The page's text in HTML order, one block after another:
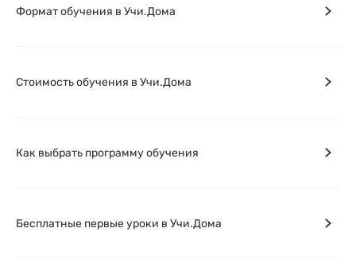
Формат обучения в Учи.Дома
Стоимость обучения в Учи.Дома
Как выбрать программу обучения
Бесплатные первые уроки в Учи.Дома